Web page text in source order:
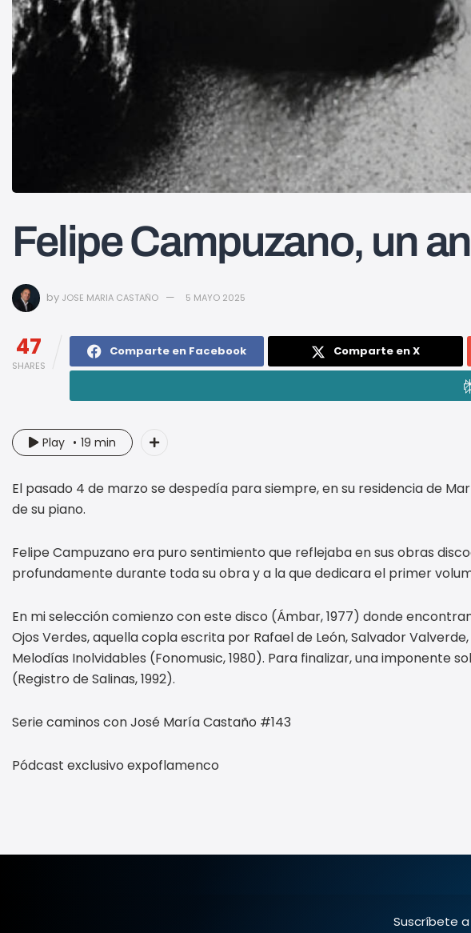
Felipe Campuzano, un
by JOSE MARIA CASTAÑO 5 MAYO 2025
47
SHARES
Comparte en Facebook Comparte en X
Play 19 min
El pasado 4 de marzo se despedía para siempre, en su residencia de
de su piano.
Felipe Campuzano era puro sentimiento que reflejaba en sus obras
profundamente durante toda su obra y a la que dedicara el primer
En mi selección comienzo con este disco (Ámbar, 1977) donde
Ojos Verdes, aquella copla escrita por Rafael de León, Salvador
Melodías Inolvidables (Fonomusic, 1980). Para finalizar, una imponente
(Registro de Salinas, 1992).
Serie caminos con José María Castaño #143
Pódcast exclusivo expoflamenco
Suscríbete a